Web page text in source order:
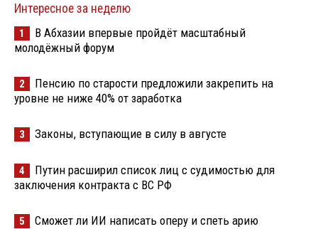
Интересное за неделю
1
В Абхазии впервые пройдёт масштабный
молодёжный форум
2
Пенсию по старости предложили закрепить на
уровне не ниже 40% от заработка
3 Законы, вступающие в силу в августе
4
Путин расширил список лиц с судимостью для
заключения контракта с ВС РФ
5 Сможет ли ИИ написать оперу и спеть арию